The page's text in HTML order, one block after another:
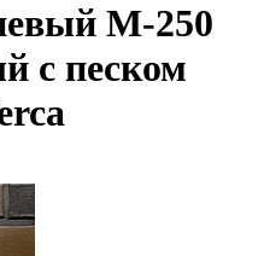
М-250
с песком